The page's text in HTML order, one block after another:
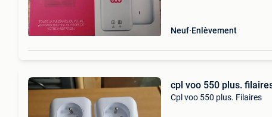
Neuf Enlèvement
cpl voo 550 plus.
Cpl voo 550 plus. Filaires